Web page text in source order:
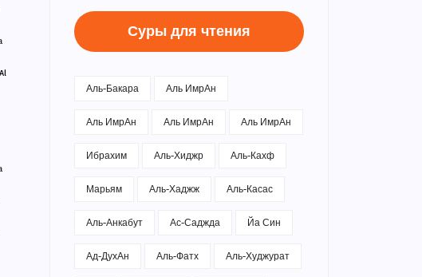
Суры для чтения
Аль-Бакара
Аль ИмрАн
Аль ИмрАн
Аль ИмрАн
Аль ИмрАн
Ибрахим
Аль-Хиджр
Аль-Кахф
Марьям
Аль-Хаджж
Аль-Касас
Аль-Анкабут
Ас-Саджда
Йа Син
Ад-ДухАн
Аль-Фатх
Аль-Худжурат